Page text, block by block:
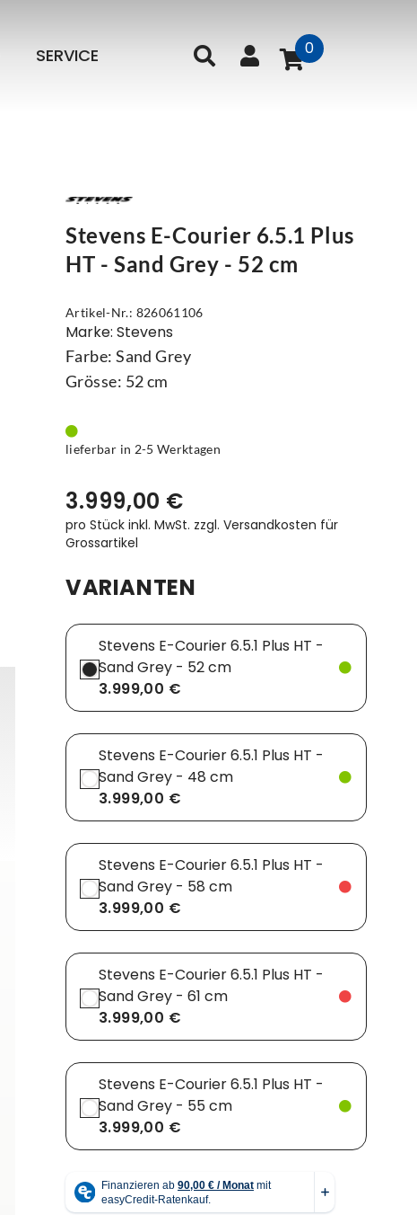
SERVICE 0
Stevens E-Courier 6.5.1 Plus
HT - Sand Grey - 52 cm
Artikel-Nr.: 826061106
Marke: Stevens
Farbe: Sand Grey
Grösse: 52 cm
lieferbar in 2-5 Werktagen
3.999,00 €
pro Stück inkl. MwSt. zzgl. Versandkosten für
Grossartikel
VARIANTEN
Stevens E-Courier 6.5.1 Plus HT -
Sand Grey - 52 cm
3.999,00 €
Stevens E-Courier 6.5.1 Plus HT -
Sand Grey - 48 cm
3.999,00 €
Stevens E-Courier 6.5.1 Plus HT -
Sand Grey - 58 cm
3.999,00 €
Stevens E-Courier 6.5.1 Plus HT -
Sand Grey - 61 cm
3.999,00 €
Stevens E-Courier 6.5.1 Plus HT -
Sand Grey - 55 cm
3.999,00 €